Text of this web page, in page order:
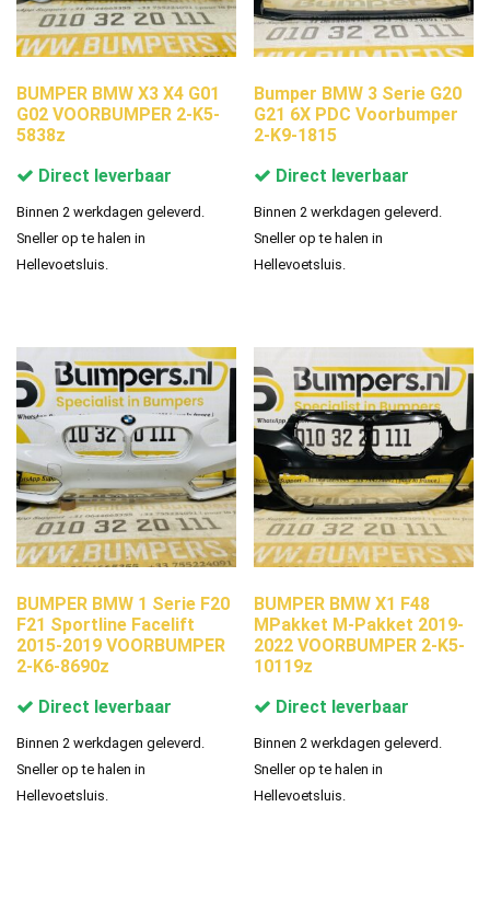
BUMPER BMW X3 X4 G01
G02 VOORBUMPER 2-K5-
5838z
Direct leverbaar
Binnen 2 werkdagen geleverd.
Sneller op te halen in
Hellevoetsluis.
Bumper BMW 3 Serie G20
G21 6X PDC Voorbumper
2-K9-1815
Direct leverbaar
Binnen 2 werkdagen geleverd.
Sneller op te halen in
Hellevoetsluis.
BUMPER BMW 1 Serie F20
F21 Sportline Facelift
2015-2019 VOORBUMPER
2-K6-8690z
Direct leverbaar
Binnen 2 werkdagen geleverd.
Sneller op te halen in
Hellevoetsluis.
BUMPER BMW X1 F48
MPakket M-Pakket 2019-
2022 VOORBUMPER 2-K5-
10119z
Direct leverbaar
Binnen 2 werkdagen geleverd.
Sneller op te halen in
Hellevoetsluis.